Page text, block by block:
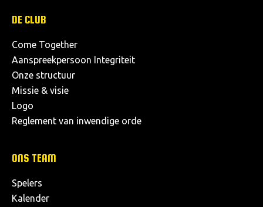
DE CLUB
Come Together
Aanspreekpersoon Integriteit
Onze structuur
Missie & visie
Logo
Reglement van inwendige orde
ONS TEAM
Spelers
Kalender